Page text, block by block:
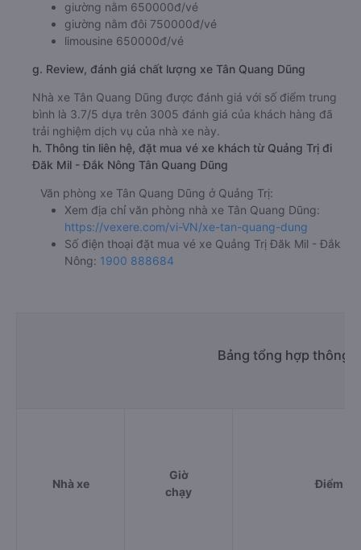
giường nằm 650000đ/vé
giường nằm đôi 750000đ/vé
limousine 650000đ/vé
g. Review, đánh giá chất lượng xe Tân Quang Dũng
Nhà xe Tân Quang Dũng được đánh giá với số điểm trung
bình là 3.7/5 dựa trên 3005 đánh giá của khách hàng đã
trải nghiệm dịch vụ của nhà xe này.
h. Thông tin liên hệ, đặt mua vé xe khách từ Quảng Trị đi
Đăk Mil - Đắk Nông Tân Quang Dũng
Văn phòng xe Tân Quang Dũng ở Quảng Trị:
Xem địa chỉ văn phòng nhà xe Tân Quang Dũng:
https://vexere.com/vi-VN/xe-tan-quang-dung
Số điện thoại đặt mua vé xe Quảng Trị Đăk Mil - Đắk
Nông: 1900 888684
Bảng tổng hợp thông
Nhà xe
Giờ
chạy
Điểm đi